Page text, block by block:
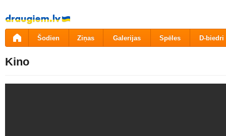
Pāriet
uz
saturu
Šodien Ziņas Galerijas Spēles D-biedri
Kino